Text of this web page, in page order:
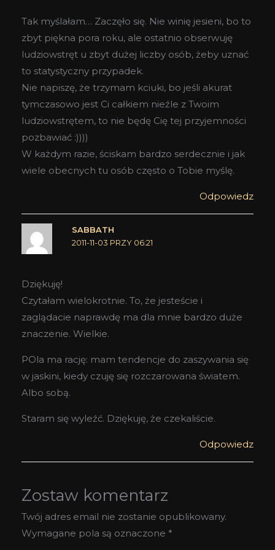
Tak myślałam… Zaczęło się. Nie winię jesieni, bo to
zbyt piękna pora roku, ale ostatnio obserwuję
ludziowstręt u zbyt dużej liczby osób, żeby uznać
to statystyczny przypadek.
Nie napiszę, że trzymam kciuki, bo jeśli akurat
tymczasowo jest Ci całkiem nieźle z Twoim
ludziowstrętem, to nie będę Cię tej przyjemności
pozbawiać :))))
W każdym razie, ściskam bardzo serdecznie i jak
wiele obecnych tu osób często o Tobie myślę.
Odpowiedz
SABBATH
2011-11-03 PRZY 06:21
Dziękuję!
Czytałam wielokrotnie. To, że jesteście i
zaglądacie naprawdę ma dla mnie bardzo duże
znaczenie. Wielkie.
POla ma rację: mam tendencje do zaszywania się
w jaskini, kiedy czuję się rozczarowana światem.
Albo sobą.
Staram się wyleźć. Dziękuję, że czekaliście.
Odpowiedz
Zostaw komentarz
Twój adres email nie zostanie opublikowany.
Wymagane pola są oznaczone *